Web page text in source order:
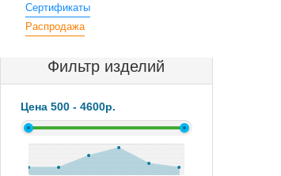
Сертификаты
Распродажа
Фильтр изделий
Цена 500 - 4600р.